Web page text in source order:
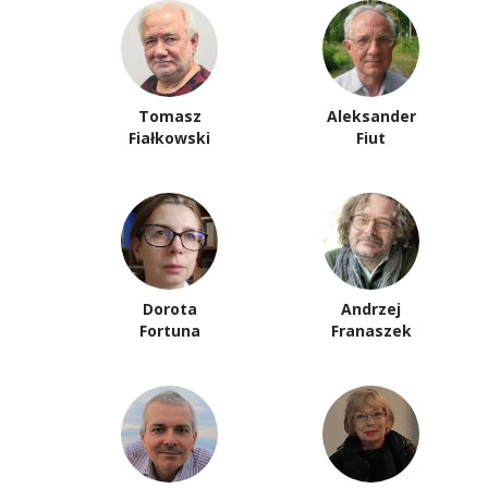
Tomasz
Fiałkowski
Aleksander
Fiut
Dorota
Fortuna
Andrzej
Franaszek